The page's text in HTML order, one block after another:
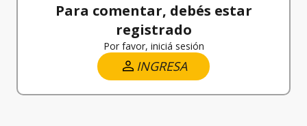
Para comentar, debés estar
registrado
Por favor, iniciá sesión
INGRESA